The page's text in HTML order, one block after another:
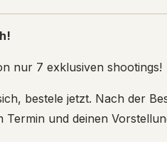
nur 7 exklusiven shootings!
bestele jetzt. Nach der
Termin und deinen